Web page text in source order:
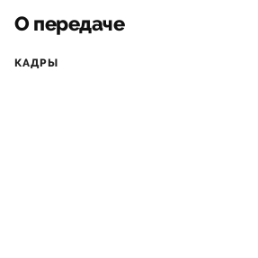
О передаче
КАДРЫ